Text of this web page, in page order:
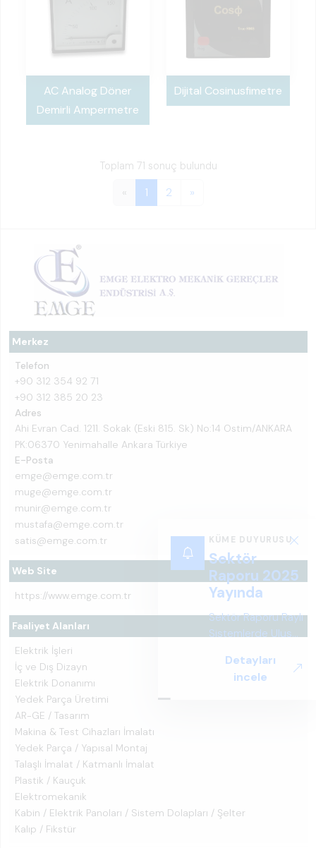
Merkez
Telefon
+90 312 354 92 71
+90 312 385 20 23
Adres
Ahi Evran Cad. 1211. Sokak (Eski 815. Sk) No:14 Ostim/ANKARA
PK:06370 Yenimahalle Ankara Türkiye
E-Posta
emge@emge.com.tr
muge@emge.com.tr
munir@emge.com.tr
mustafa@emge.com.tr
satis@emge.com.tr
Web Site
https://www.emge.com.tr
Faaliyet Alanları
Elektrik İşleri
İç ve Dış Dizayn
Elektrik Donanımı
Yedek Parça Üretimi
AR-GE / Tasarım
Makina & Test Cihazları İmalatı
Yedek Parça / Yapısal Montaj
Talaşlı İmalat / Katmanlı İmalat
Plastik / Kauçuk
Elektromekanik
Kabin / Elektrik Panoları / Sistem Dolapları / Şelter
Kalıp / Fikstür
AC Analog Döner
Demirli Ampermetre
Dijital Cosinusfimetre
Toplam 71 sonuç bulundu
« 1 2 »